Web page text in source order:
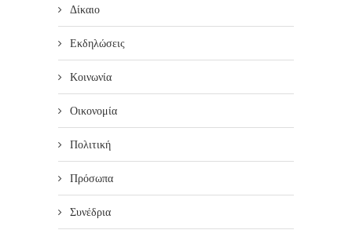
Δίκαιο
Εκδηλώσεις
Κοινωνία
Οικονομία
Πολιτική
Πρόσωπα
Συνέδρια